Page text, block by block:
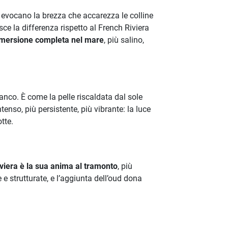
la brezza che accarezza le colline
la differenza rispetto al French Riviera
completa nel mare, più salino,
È come la pelle riscaldata dal sole
più persistente, più vibrante: la luce
è la sua anima al tramonto, più
strutturate, e l’aggiunta dell’oud dona